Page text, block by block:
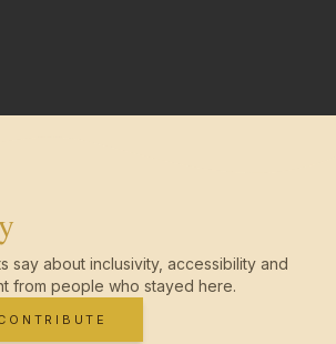
say about inclusivity, accessibility and
from people who stayed here.